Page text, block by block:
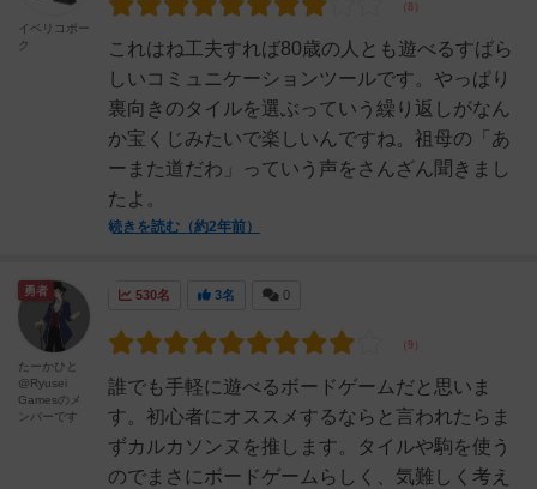
これはね工夫すれば80歳の人とも遊べるすばら
しいコミュニケーションツールです。やっぱり
裏向きのタイルを選ぶっていう繰り返しがなん
か宝くじみたいで楽しいんですね。祖母の「あ
ーまた道だわ」っていう声をさんざん聞きまし
たよ。
続きを読む（約2年前）
イベリコポー
ク
530名 3名 0
誰でも手軽に遊べるボードゲームだと思いま
す。初心者にオススメするならと言われたらま
ずカルカソンヌを推します。タイルや駒を使う
のでまさにボードゲームらしく、気難しく考え
勇者
たーかひと
@Ryusei
Gamesのメ
ンバーです